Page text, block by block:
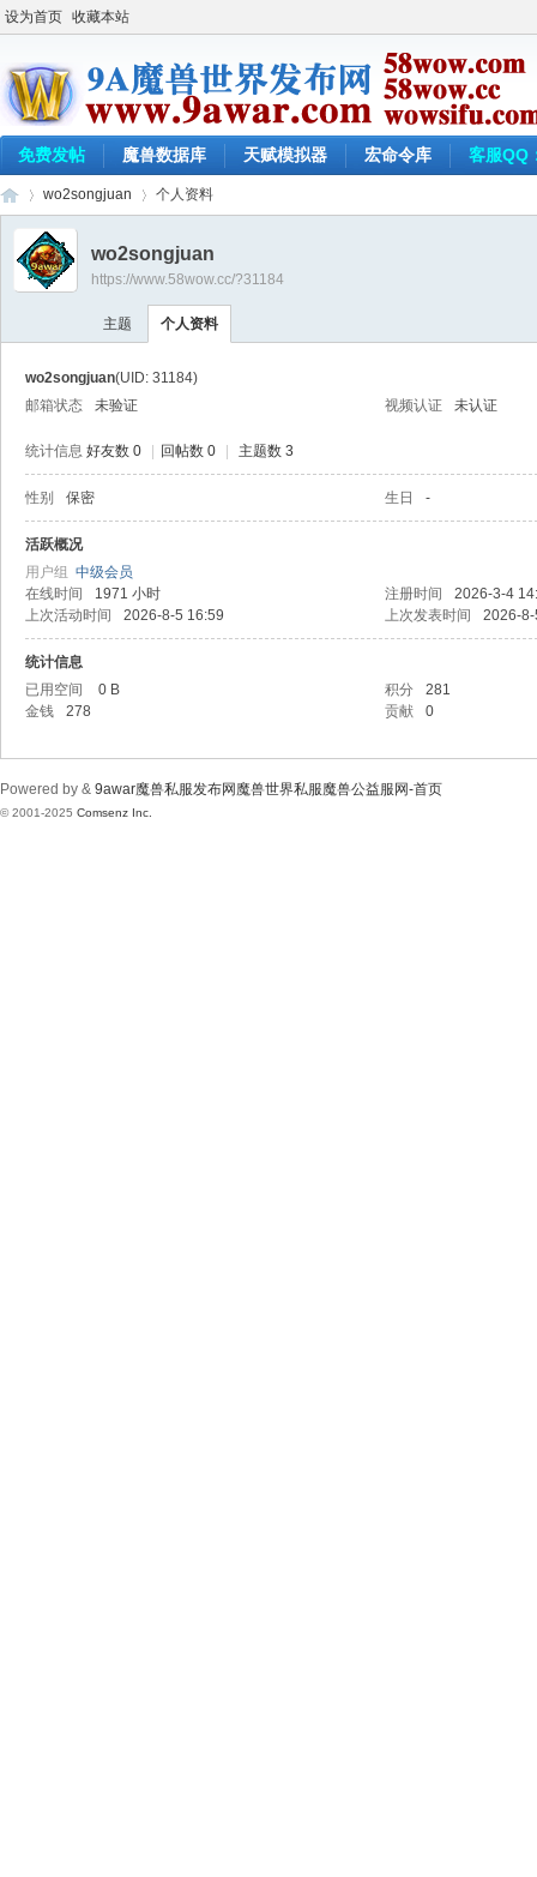
设为首页 收藏本站
免费发帖 魔兽数据库 天赋模拟器 宏命令库 客服QQ
›
wo2songjuan 个人资料
wo2songjuan
https://www.58wow.cc/?31184
主题 个人资料
wo2songjuan(UID: 31184)
邮箱状态
未验证 视频认证 未认证
统计信息 好友数 0 回帖数 0 主题数 3
性别 保密 生日 -
活跃概况
用户组 中级会员
在线时间
1971 小时 注册时间
2026-3-4
上次活动时间
2026-8-5 16:59 上次发表时间 2026-
统计信息
已用空间
0 B 积分
281
金钱
278 贡献 0
Powered by & 9awar魔兽私服发布网魔兽世界私服魔兽公益服网-首页
© 2001-2025 Comsenz Inc.